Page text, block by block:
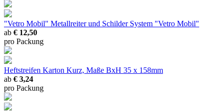
"Vetro Mobil" Metallreiter und Schilder System "Vetro Mobil"
ab € 12,50
pro Packung
Heftstreifen Karton Kurz, Maße BxH 35 x 158mm
ab € 3,24
pro Packung